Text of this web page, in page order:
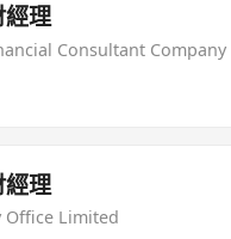
經理
Consultant Company
經理
Office Limited